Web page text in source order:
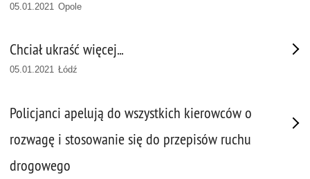
05.01.2021 Opole
Chciał ukraść więcej...
05.01.2021 Łódź
Policjanci apelują do wszystkich kierowców o
rozwagę i stosowanie się do przepisów ruchu
drogowego